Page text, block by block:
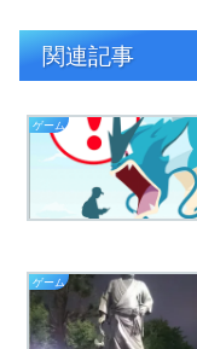
関連記事
ゲーム
ゲーム